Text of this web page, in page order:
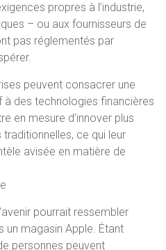
propres à l’industrie,
– ou aux fournisseurs de
pas réglementés par
peuvent consacrer une
à des technologies financières
en mesure d’innover plus
ce qui leur
avisée en matière de
pourrait ressembler
un magasin Apple. Étant
personnes peuvent